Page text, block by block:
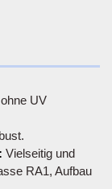
UV
Vielseitig und
RA1, Aufbau